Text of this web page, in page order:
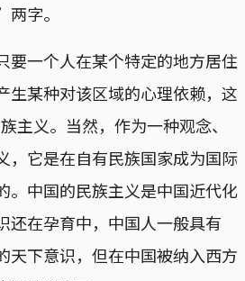
字。
要一个人在某个特定的地方居住
生某种对该区域的心理依赖，这
主义。当然，作为一种观念、
，它是在自有民族国家成为国际
。中国的民族主义是中国近代化
还在孕育中，中国人一般具有
天下意识，但在中国被纳入西方